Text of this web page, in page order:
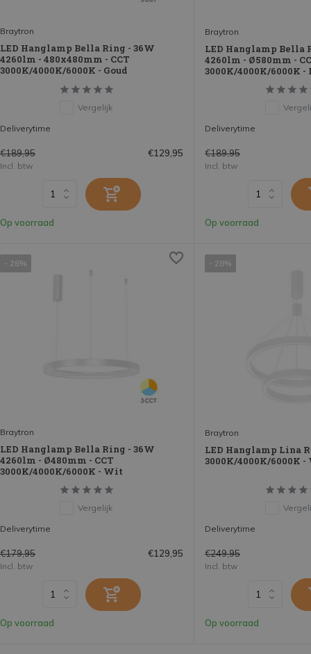
Braytron
LED Hanglamp Bella Ring - 36W
4260lm - 480x480mm - CCT
3000K/4000K/6000K - Goud
Vergelijk
Deliverytime
€189,95 €129,95
Incl. btw
Op voorraad
Braytron
LED Hanglamp Bella
4260lm - Ø580mm -
3000K/4000K/6000K
Deliverytime
€189,95
Incl. btw
Op voorraad
- 28%
Braytron
LED Hanglamp Bella Ring - 36W
4260lm - Ø480mm - CCT
3000K/4000K/6000K - Wit
Vergelijk
Deliverytime
€179,95 €129,95
Incl. btw
Op voorraad
- 28%
Braytron
LED Hanglamp Lina
3000K/4000K/6000K
Deliverytime
€249,95
Incl. btw
Op voorraad